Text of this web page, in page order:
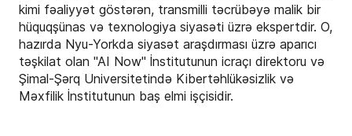
kimi fəaliyyət göstərən, transmilli təcrübəyə malik bir
hüquqşünas və texnologiya siyasəti üzrə ekspertdir. O,
hazırda Nyu-Yorkda siyasət araşdırması üzrə aparıcı
təşkilat olan "AI Now" İnstitutunun icraçı direktoru və
Şimal-Şərq Universitetində Kibertəhlükəsizlik və
Məxfilik İnstitutunun baş elmi işçisidir.